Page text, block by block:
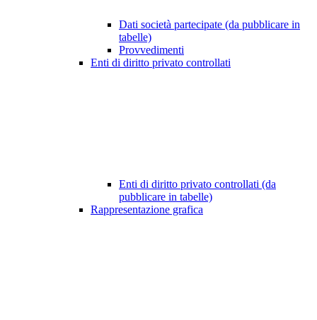
Dati società partecipate (da pubblicare in
tabelle)
Provvedimenti
Enti di diritto privato controllati
Enti di diritto privato controllati (da
pubblicare in tabelle)
Rappresentazione grafica